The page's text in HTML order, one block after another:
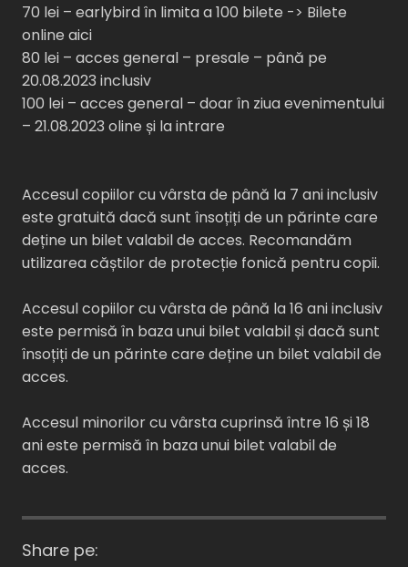
70 lei – earlybird în limita a 100 bilete -> Bilete
online aici
80 lei – acces general – presale – până pe
20.08.2023 inclusiv
100 lei – acces general – doar în ziua evenimentului
– 21.08.2023 oline și la intrare
Accesul copiilor cu vârsta de până la 7 ani inclusiv
este gratuită dacă sunt însoțiți de un părinte care
deține un bilet valabil de acces. Recomandăm
utilizarea căștilor de protecție fonică pentru copii.
Accesul copiilor cu vârsta de până la 16 ani inclusiv
este permisă în baza unui bilet valabil și dacă sunt
însoțiți de un părinte care deține un bilet valabil de
acces.
Accesul minorilor cu vârsta cuprinsă între 16 și 18
ani este permisă în baza unui bilet valabil de
acces.
Share pe: